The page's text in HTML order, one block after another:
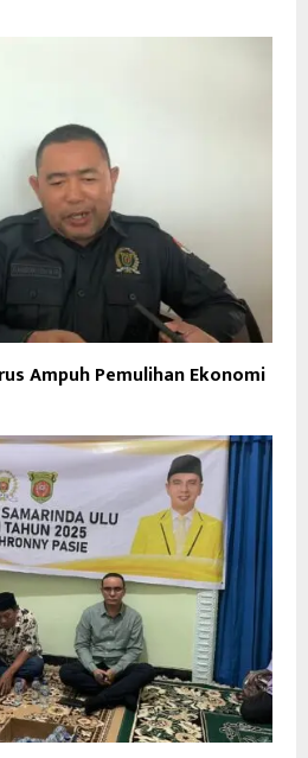
Ampuh Pemulihan Ekonomi